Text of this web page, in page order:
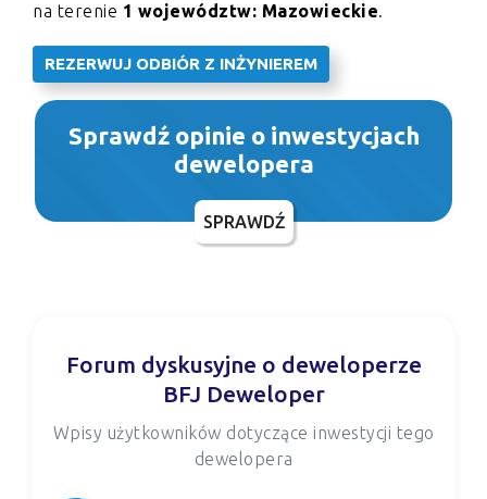
na terenie 1 województw: Mazowieckie.
REZERWUJ ODBIÓR Z INŻYNIEREM
Sprawdź opinie o inwestycjach
dewelopera
SPRAWDŹ
Forum dyskusyjne o deweloperze
BFJ Deweloper
Wpisy użytkowników dotyczące inwestycji tego
dewelopera